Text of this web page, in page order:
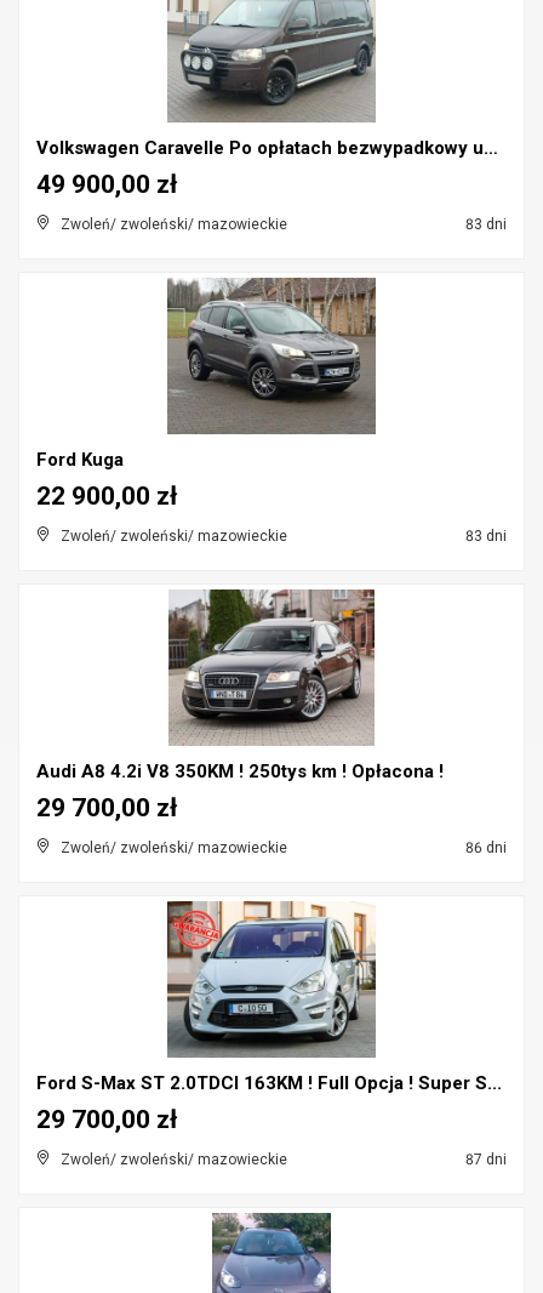
Volkswagen Caravelle Po opłatach bezwypadkowy udok...
Zwoleń/ zwoleński/ mazowieckie 83 dni
49 900,00 zł
Ford Kuga
Zwoleń/ zwoleński/ mazowieckie 83 dni
22 900,00 zł
Audi A8 4.2i V8 350KM ! 250tys km ! Opłacona !
Zwoleń/ zwoleński/ mazowieckie 86 dni
29 700,00 zł
Ford S-Max ST 2.0TDCI 163KM ! Full Opcja ! Super S...
Zwoleń/ zwoleński/ mazowieckie 87 dni
29 700,00 zł